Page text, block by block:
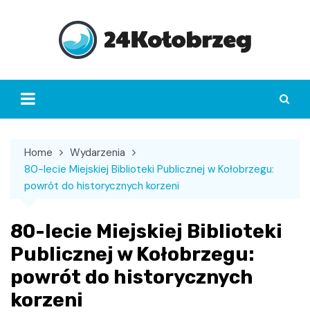
Home
Wydarzenia
80-lecie Miejskiej Biblioteki Publicznej w Kołobrzegu:
powrót do historycznych korzeni
80-lecie Miejskiej Biblioteki
Publicznej w Kołobrzegu:
powrót do historycznych
korzeni